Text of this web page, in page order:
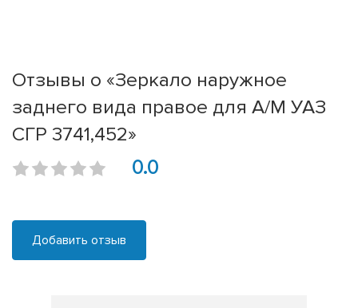
Отзывы о «Зеркало наружное
заднего вида правое для А/М УАЗ
СГР 3741,452»
0.0
Добавить отзыв